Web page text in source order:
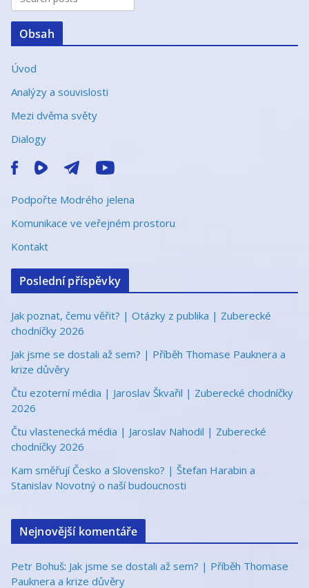
v
e
:
Obsah
Úvod
Analýzy a souvislosti
Mezi dvěma světy
Dialogy
Podpořte Modrého jelena
Komunikace ve veřejném prostoru
Kontakt
Poslední příspěvky
Jak poznat, čemu věřit? | Otázky z publika | Zuberecké
chodníčky 2026
Jak jsme se dostali až sem? | Příběh Thomase Pauknera a
krize důvěry
Čtu ezoterní média | Jaroslav Škvařil | Zuberecké chodníčky
2026
Čtu vlastenecká média | Jaroslav Nahodil | Zuberecké
chodníčky 2026
Kam směřují Česko a Slovensko? | Štefan Harabin a
Stanislav Novotný o naší budoucnosti
Nejnovější komentáře
Petr Bohuš: Jak jsme se dostali až sem? | Příběh Thomase
Pauknera a krize důvěry